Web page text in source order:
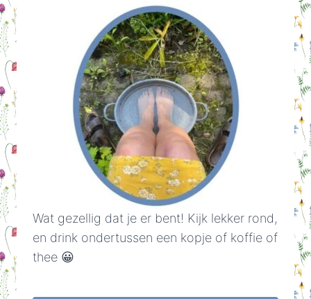
Wat gezellig dat je er bent! Kijk lekker rond,
en drink ondertussen een kopje of koffie of
thee 😀